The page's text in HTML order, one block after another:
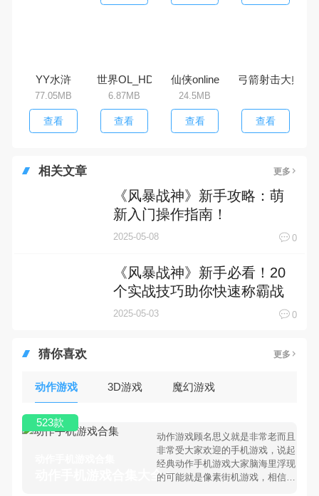
YY水浒
77.05MB
查看
世界OL_HD
6.87MB
查看
仙侠online
24.5MB
查看
弓箭射击大师
查看
相关文章 更多
《风暴战神》新手攻略：萌
新入门操作指南！
2025-05-08 0
《风暴战神》新手必看！20
个实战技巧助你快速称霸战
场
2025-05-03 0
猜你喜欢 更多
动作游戏 3D游戏 魔幻游戏
动作手机游戏合集大全 >
动作游戏顾名思义就是非常老而且
非常受大家欢迎的手机游戏，说起
经典动作手机游戏大家脑海里浮现
的可能就是像素街机游戏，相信很
523款